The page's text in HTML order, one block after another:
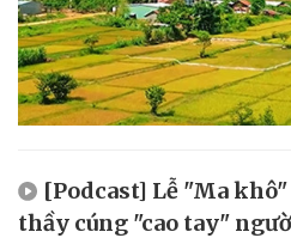
[Podcast] Lễ "Ma
thầy cúng "cao tay"